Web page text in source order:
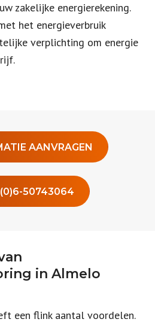
zakelijke energierekening.
het energieverbruik
verplichting om energie
AANVRAGEN
(0)6-50743064
in Almelo
een flink aantal voordelen.